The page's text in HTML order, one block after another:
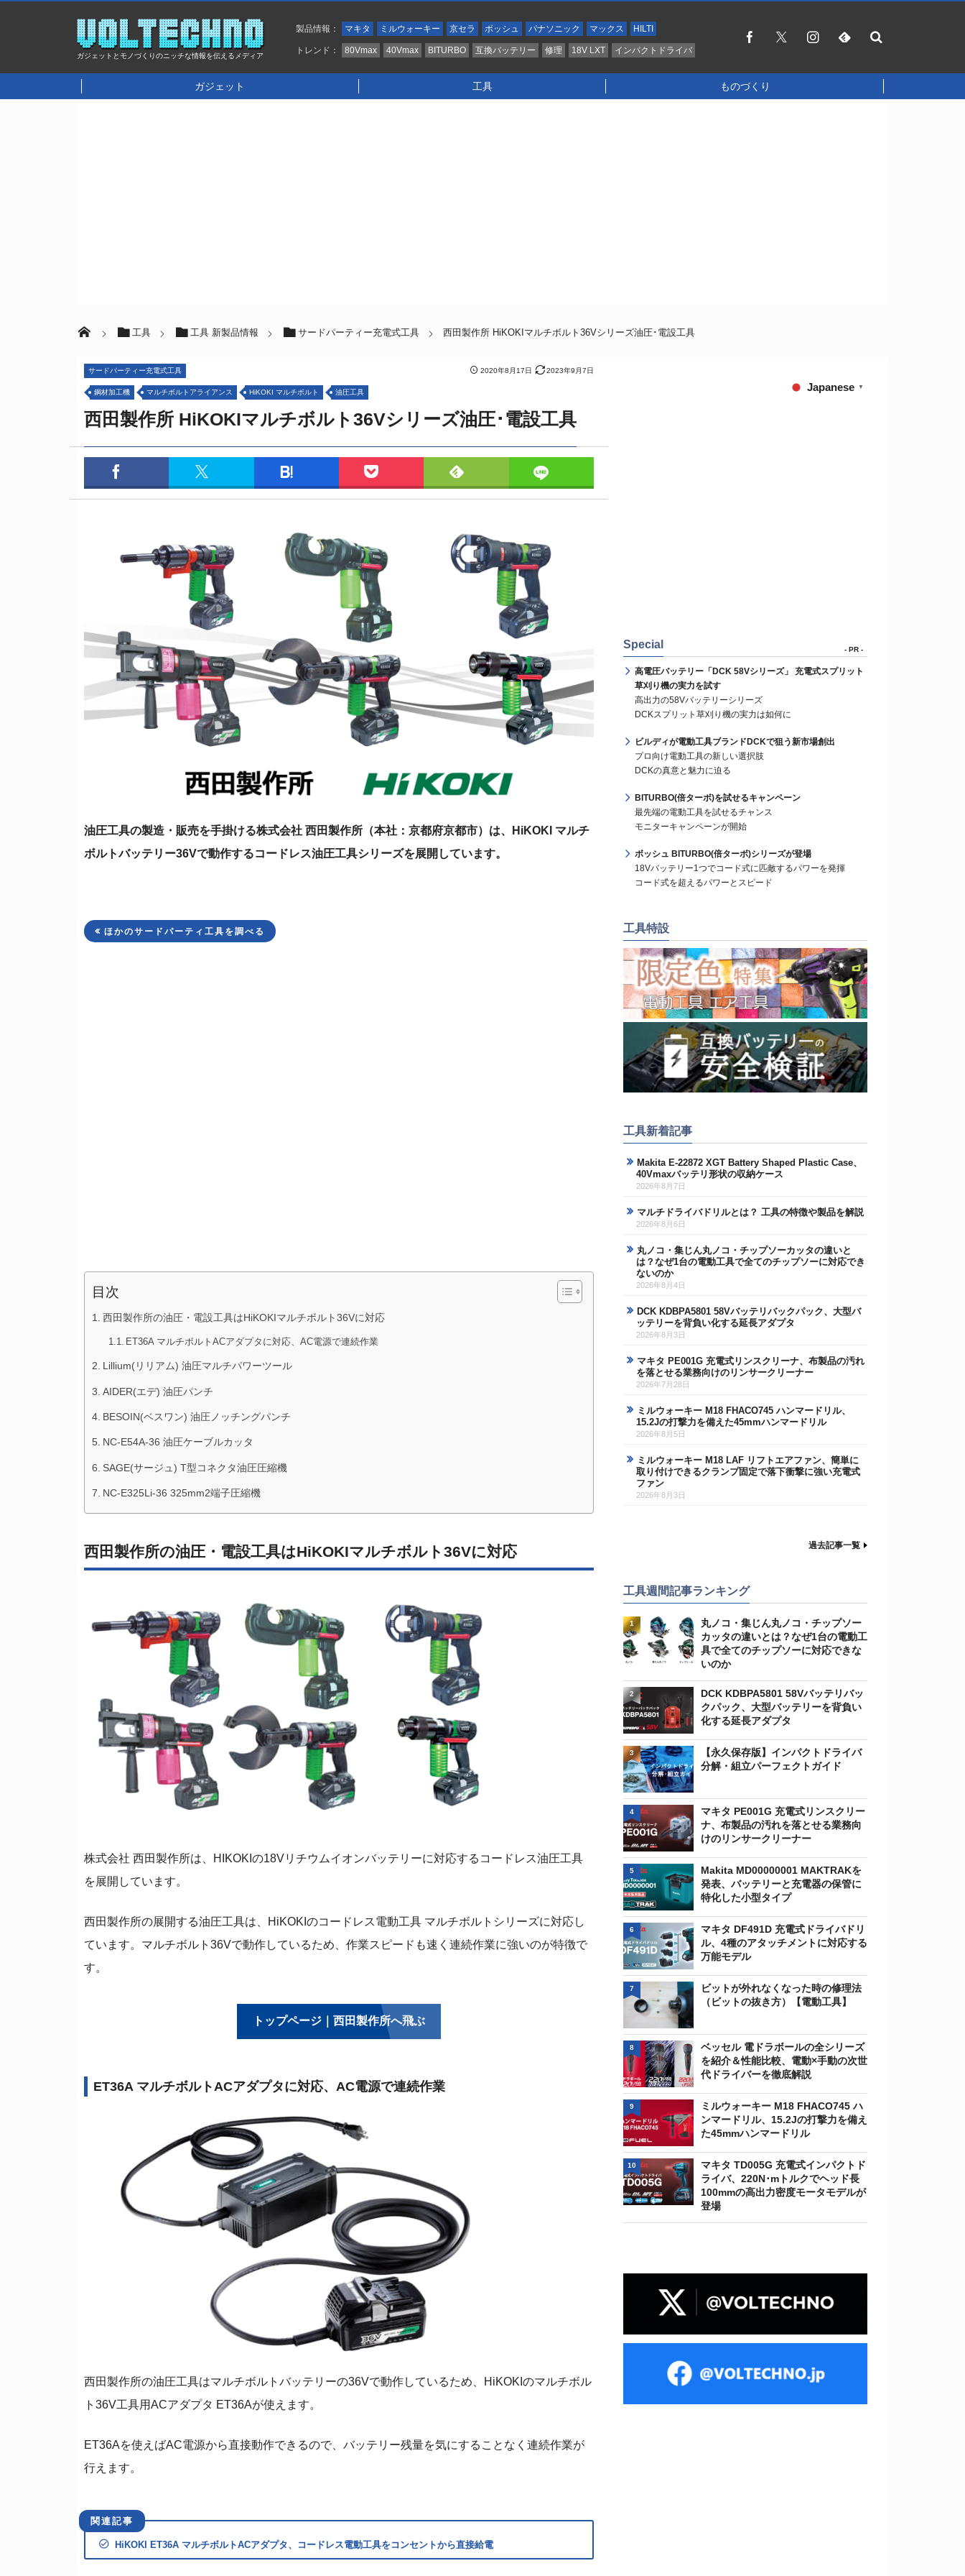
ガジェットとモノづくりのニッチな情報を伝えるメディア
製品情報： マキタ ミルウォーキー 京セラ ボッシュ パナソニック マックス HILTI
トレンド： 80Vmax 40Vmax BITURBO 互換バッテリー 修理 18V LXT インパクトドライバ
ガジェット 工具 ものづくり
工具 工具 新製品情報 サードパーティー充電式工具 西田製作所 HiKOKIマルチボルト36Vシリーズ油圧･電設工具
2020年8月17日 2023年9月7日
サードパーティー充電式工具
鋼材加工機 マルチボルトアライアンス HiKOKI マルチボルト 油圧工具
西田製作所 HiKOKIマルチボルト36Vシリーズ油圧･電設工具
油圧工具の製造・販売を手掛ける株式会社 西田製作所（本社：京都府京都市）は、HiKOKI マルチ
ボルトバッテリー36Vで動作するコードレス油圧工具シリーズを展開しています。
ほかのサードパーティ工具を調べる
目次
西田製作所の油圧・電設工具はHiKOKIマルチボルト36Vに対応
ET36A マルチボルトACアダプタに対応、AC電源で連続作業
Lillium(リリアム) 油圧マルチパワーツール
AIDER(エデ) 油圧パンチ
BESOIN(ベスワン) 油圧ノッチングパンチ
NC-E54A-36 油圧ケーブルカッタ
SAGE(サージュ) T型コネクタ油圧圧縮機
NC-E325Li-36 325mm2端子圧縮機
西田製作所の油圧・電設工具はHiKOKIマルチボルト36Vに対応
株式会社 西田製作所は、HIKOKIの18Vリチウムイオンバッテリーに対応するコードレス油圧工具
を展開しています。
西田製作所の展開する油圧工具は、HiKOKIのコードレス電動工具 マルチボルトシリーズに対応し
ています。マルチボルト36Vで動作しているため、作業スピードも速く連続作業に強いのが特徴で
す。
トップページ｜西田製作所へ飛ぶ
ET36A マルチボルトACアダプタに対応、AC電源で連続作業
西田製作所の油圧工具はマルチボルトバッテリーの36Vで動作しているため、HiKOKIのマルチボル
ト36V工具用ACアダプタ ET36Aが使えます。
ET36Aを使えばAC電源から直接動作できるので、バッテリー残量を気にすることなく連続作業が
行えます。
HiKOKI ET36A マルチボルトACアダプタ、コードレス電動工具をコンセントから直接給電
Japanese ▼
Special - PR -
高電圧バッテリー「DCK 58Vシリーズ」 充電式スプリット
草刈り機の実力を試す
高出力の58Vバッテリーシリーズ
DCKスプリット草刈り機の実力は如何に
ビルディが電動工具ブランドDCKで狙う新市場創出
プロ向け電動工具の新しい選択肢
DCKの真意と魅力に迫る
BITURBO(倍ターボ)を試せるキャンペーン
最先端の電動工具を試せるチャンス
モニターキャンペーンが開始
ボッシュ BITURBO(倍ターボ)シリーズが登場
18Vバッテリー1つでコード式に匹敵するパワーを発揮
コード式を超えるパワーとスピード
工具特設
工具新着記事
Makita E-22872 XGT Battery Shaped Plastic Case、
40Vmaxバッテリ形状の収納ケース
2026年8月7日
マルチドライバドリルとは？ 工具の特徴や製品を解説
2026年8月6日
丸ノコ・集じん丸ノコ・チップソーカッタの違いと
は？なぜ1台の電動工具で全てのチップソーに対応でき
ないのか
2026年8月4日
DCK KDBPA5801 58Vバッテリバックパック、大型バ
ッテリーを背負い化する延長アダプタ
2026年8月3日
マキタ PE001G 充電式リンスクリーナ、布製品の汚れ
を落とせる業務向けのリンサークリーナー
2026年7月28日
ミルウォーキー M18 FHACO745 ハンマードリル、
15.2Jの打撃力を備えた45mmハンマードリル
2026年8月5日
ミルウォーキー M18 LAF リフトエアファン、簡単に
取り付けできるクランプ固定で落下衝撃に強い充電式
ファン
2026年8月3日
過去記事一覧
工具週間記事ランキング
丸ノコ・集じん丸ノコ・チップソー
カッタの違いとは？なぜ1台の電動工
具で全てのチップソーに対応できな
いのか
1
DCK KDBPA5801 58Vバッテリバッ
クパック、大型バッテリーを背負い
化する延長アダプタ
2
【永久保存版】インパクトドライバ
分解・組立パーフェクトガイド
3
マキタ PE001G 充電式リンスクリー
ナ、布製品の汚れを落とせる業務向
けのリンサークリーナー
4
Makita MD00000001 MAKTRAKを
発表、バッテリーと充電器の保管に
特化した小型タイプ
5
マキタ DF491D 充電式ドライバドリ
ル、4種のアタッチメントに対応する
万能モデル
6
ビットが外れなくなった時の修理法
（ビットの抜き方）【電動工具】
7
ベッセル 電ドラボールの全シリーズ
を紹介＆性能比較、電動×手動の次世
代ドライバーを徹底解説
8
ミルウォーキー M18 FHACO745 ハ
ンマードリル、15.2Jの打撃力を備え
た45mmハンマードリル
9
マキタ TD005G 充電式インパクトド
ライバ、220N･mトルクでヘッド長
100mmの高出力密度モータモデルが
登場
10